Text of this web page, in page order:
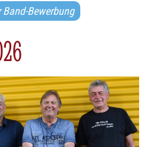
Bewerbung